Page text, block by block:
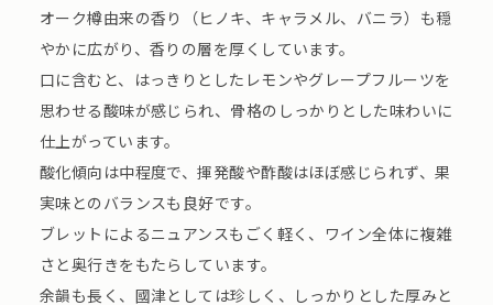
オーク樽由来の香り（ヒノキ、キャラメル、バニラ）も穏
やかに広がり、香りの層を厚くしています。
口に含むと、はっきりとしたレモンやグレープフルーツを
思わせる酸味が感じられ、骨格のしっかりとした味わいに
仕上がっています。
酸化傾向は中程度で、揮発酸や酢酸はほぼ感じられず、果
実味とのバランスも良好です。
ブレットによるニュアンスもごく軽く、ワイン全体に複雑
さと奥行きをもたらしています。
余韻も長く、國津としては珍しく、しっかりとした厚みと